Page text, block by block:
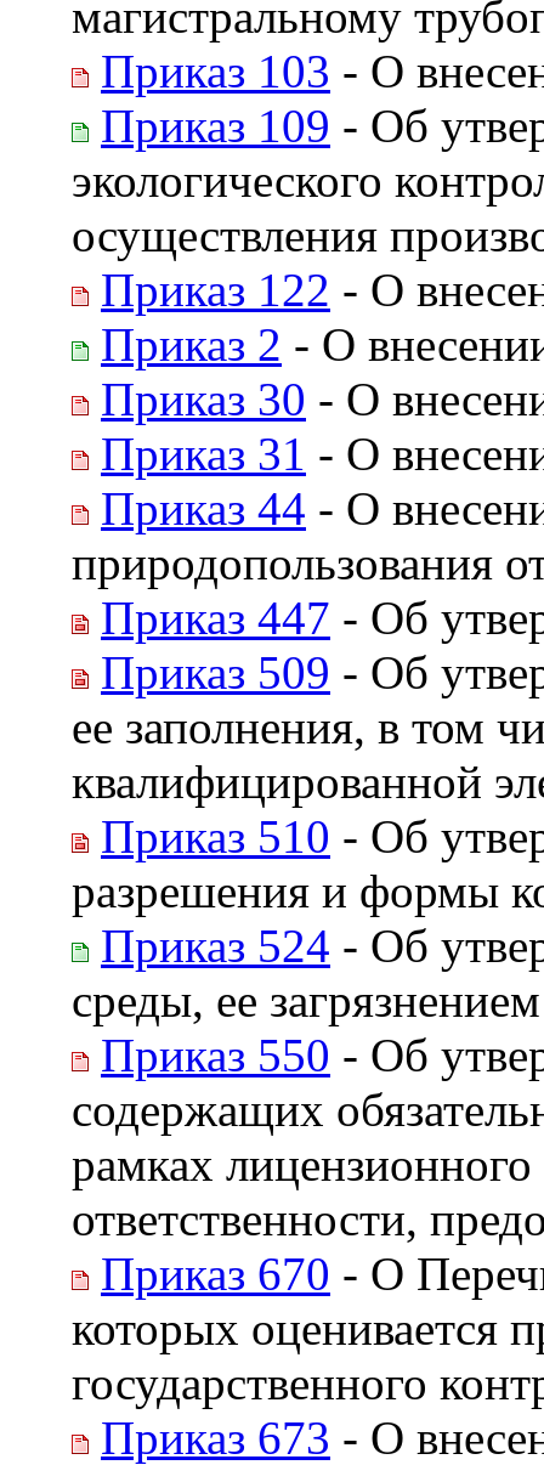
магистральному
Приказ 103 - О
Приказ 109 - Об
экологического
осуществления
Приказ 122 - О
Приказ 2 - О
Приказ 30 - О
Приказ 31 - О
Приказ 44 - О
природопользования
Приказ 447 - Об
Приказ 509 - Об
ее заполнения, в том
квалифицированной
Приказ 510 - Об
разрешения и формы
Приказ 524 - Об
среды, ее загрязнением
Приказ 550 - Об
содержащих
рамках
ответственности,
Приказ 670 - О
которых оценивается
государственного
Приказ 673 - О